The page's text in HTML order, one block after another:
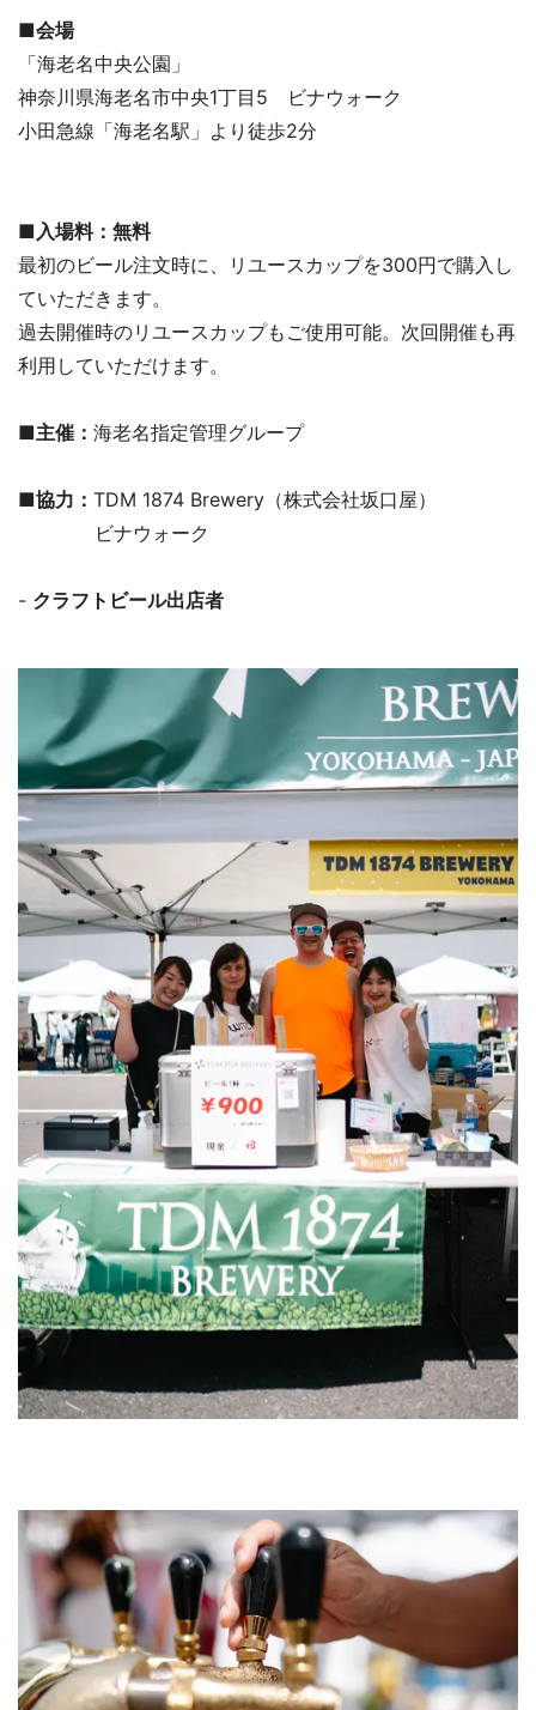
■会場
「海老名中央公園」
神奈川県海老名市中央1丁目5 ビナウォーク
小田急線「海老名駅」より徒歩2分
■入場料：無料
最初のビール注文時に、リユースカップを300円で購入し
ていただきます。
過去開催時のリユースカップもご使用可能。次回開催も再
利用していただけます。
■主催： 海老名指定管理グループ
■協力： TDM 1874 Brewery（株式会社坂口屋）
ビナウォーク
- クラフトビール出店者